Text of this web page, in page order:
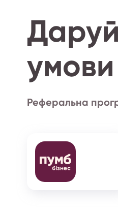
Реферальна